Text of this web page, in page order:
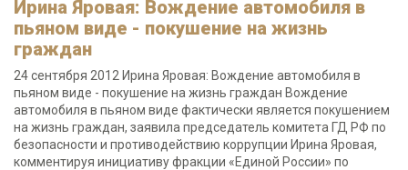
Ирина Яровая: Вождение автомобиля в
пьяном виде - покушение на жизнь
граждан
24 сентября 2012 Ирина Яровая: Вождение автомобиля в
пьяном виде - покушение на жизнь граждан Вождение
автомобиля в пьяном виде фактически является покушением
на жизнь граждан, заявила председатель комитета ГД РФ по
безопасности и противодействию коррупции Ирина Яровая,
комментируя инициативу фракции «Единой России» по